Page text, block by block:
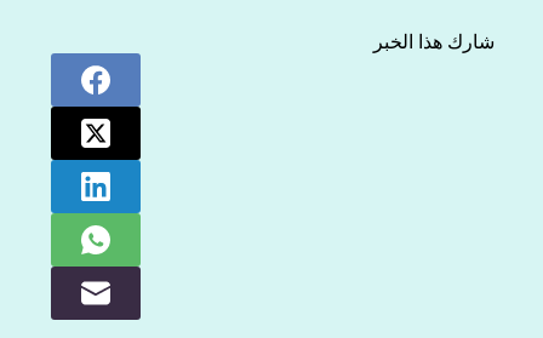
شارك هذا الخبر